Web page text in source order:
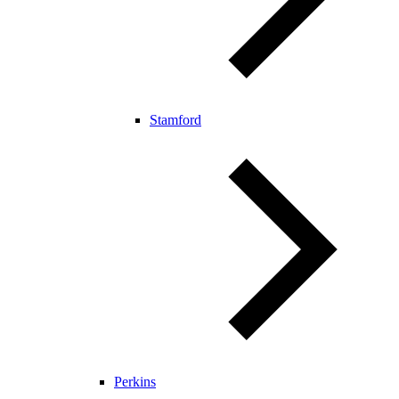
Stamford
Perkins